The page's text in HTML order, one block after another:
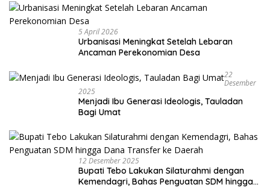
5 April 2026
Urbanisasi Meningkat Setelah Lebaran
Ancaman Perekonomian Desa
22
Desember
2025
Menjadi Ibu Generasi Ideologis, Tauladan
Bagi Umat
12 Desember 2025
Bupati Tebo Lakukan Silaturahmi dengan
Kemendagri, Bahas Penguatan SDM hingga